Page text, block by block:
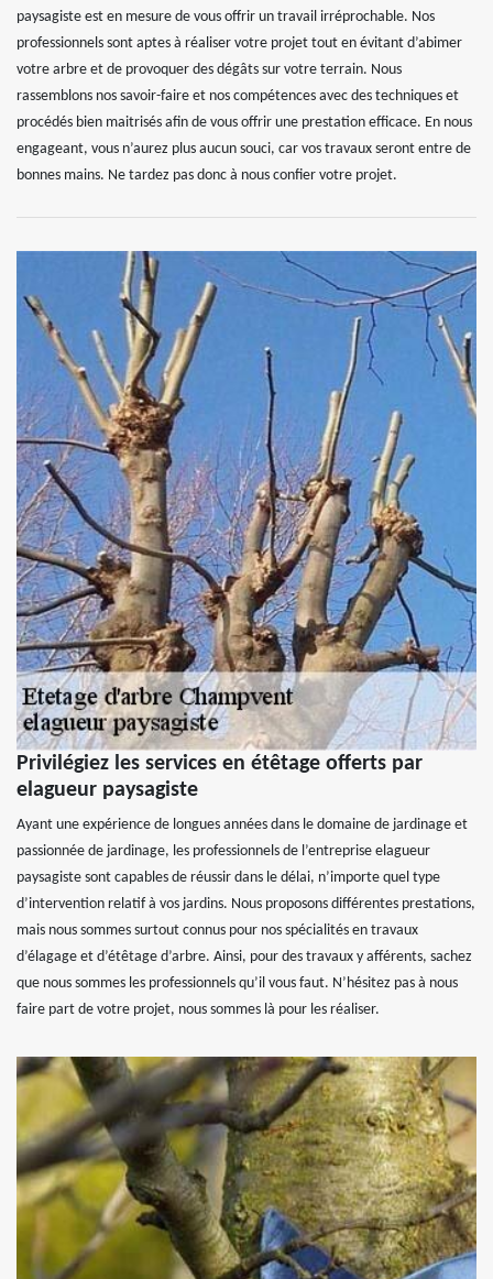
paysagiste est en mesure de vous offrir un travail irréprochable. Nos
professionnels sont aptes à réaliser votre projet tout en évitant d’abimer
votre arbre et de provoquer des dégâts sur votre terrain. Nous
rassemblons nos savoir-faire et nos compétences avec des techniques et
procédés bien maitrisés afin de vous offrir une prestation efficace. En nous
engageant, vous n’aurez plus aucun souci, car vos travaux seront entre de
bonnes mains. Ne tardez pas donc à nous confier votre projet.
Privilégiez les services en étêtage offerts par
elagueur paysagiste
Ayant une expérience de longues années dans le domaine de jardinage et
passionnée de jardinage, les professionnels de l’entreprise elagueur
paysagiste sont capables de réussir dans le délai, n’importe quel type
d’intervention relatif à vos jardins. Nous proposons différentes prestations,
mais nous sommes surtout connus pour nos spécialités en travaux
d’élagage et d’étêtage d’arbre. Ainsi, pour des travaux y afférents, sachez
que nous sommes les professionnels qu’il vous faut. N’hésitez pas à nous
faire part de votre projet, nous sommes là pour les réaliser.